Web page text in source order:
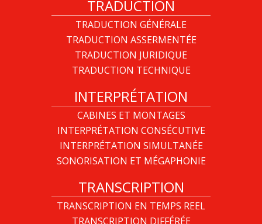
TRADUCTION
TRADUCTION GÉNÉRALE
TRADUCTION ASSERMENTÉE
TRADUCTION JURIDIQUE
TRADUCTION TECHNIQUE
INTERPRÉTATION
CABINES ET MONTAGES
INTERPRÉTATION CONSÉCUTIVE
INTERPRÉTATION SIMULTANÉE
SONORISATION ET MÉGAPHONIE
TRANSCRIPTION
TRANSCRIPTION EN TEMPS REEL
TRANSCRIPTION DIFFÉRÉE